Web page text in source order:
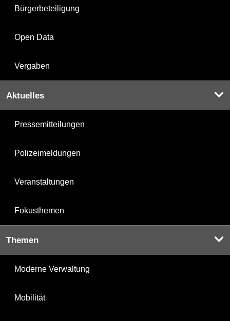
Bürgerbeteiligung
Open Data
Vergaben
Aktuelles
Pressemitteilungen
Polizeimeldungen
Veranstaltungen
Fokusthemen
Themen
Moderne Verwaltung
Mobilität